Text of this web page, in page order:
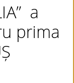
a
prima